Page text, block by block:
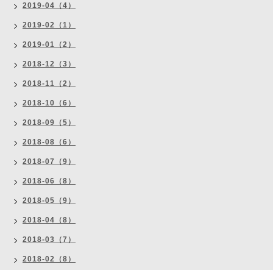
2019-04（4）
2019-02（1）
2019-01（2）
2018-12（3）
2018-11（2）
2018-10（6）
2018-09（5）
2018-08（6）
2018-07（9）
2018-06（8）
2018-05（9）
2018-04（8）
2018-03（7）
2018-02（8）